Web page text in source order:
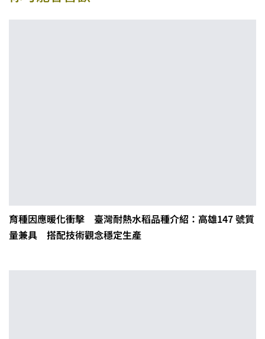
育種因應暖化衝擊 臺灣耐熱水稻品種介紹：高雄147 號質
量兼具 搭配技術觀念穩定生產